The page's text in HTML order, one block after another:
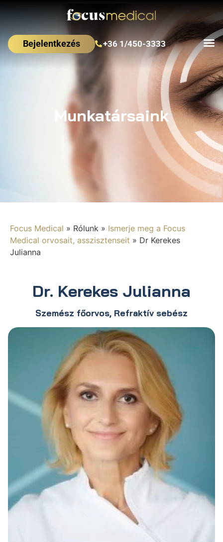
Bejelentkezés +36 1/450-3333
Munkatársaink
Focus Medical » Rólunk » Ismerje meg a Focus
Medical orvosait, asszisztenseit » Dr Kerekes
Julianna
Dr. Kerekes Julianna
Szemész főorvos, Refraktív sebész